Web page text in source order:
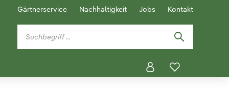
Gärtnerservice Nachhaltigkeit Jobs Kontakt